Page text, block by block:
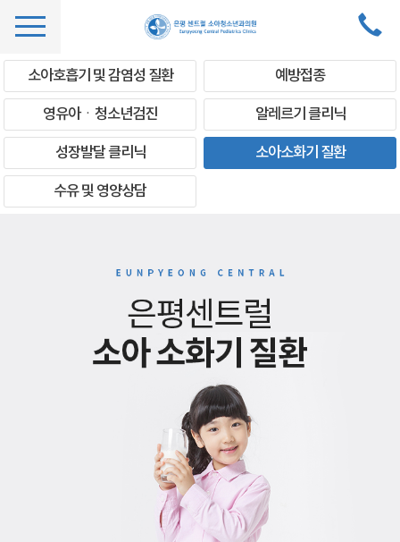
소아호흡기 및 감염성 질환 예방접종
영유아ㆍ청소년검진 알레르기 클리닉
성장발달 클리닉 소아소화기 질환
수유 및 영양상담